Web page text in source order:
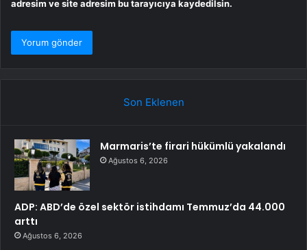
adresim ve site adresim bu tarayıcıya kaydedilsin.
Son Eklenen
Marmaris’te firari hükümlü yakalandı
Ağustos 6, 2026
ADP: ABD’de özel sektör istihdamı Temmuz’da 44.000
arttı
Ağustos 6, 2026